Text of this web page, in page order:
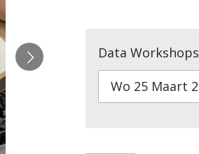
Data Workshops